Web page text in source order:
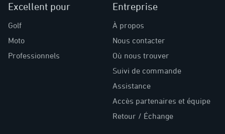
Excellent pour
Golf
Moto
Professionnels
Entreprise
À propos
Nous contacter
Où nous trouver
Suivi de commande
Assistance
Accès partenaires et équipe
Retour / Échange